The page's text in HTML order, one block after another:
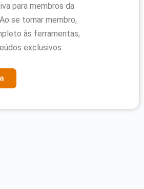
para membros da
se tornar membro,
às ferramentas,
exclusivos.